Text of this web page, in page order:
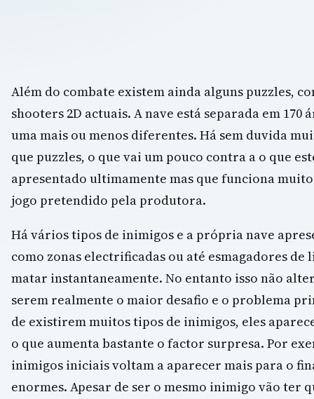
Além do combate existem ainda alguns puzzles,
shooters 2D actuais. A nave está separada em 170
uma mais ou menos diferentes. Há sem duvida
que puzzles, o que vai um pouco contra a o que
apresentado ultimamente mas que funciona
jogo pretendido pela produtora.
Há vários tipos de inimigos e a própria nave
como zonas electrificadas ou até esmagadores de
matar instantaneamente. No entanto isso não
serem realmente o maior desafio e o problema
de existirem muitos tipos de inimigos, eles
o que aumenta bastante o factor surpresa. Por
inimigos iniciais voltam a aparecer mais para o
enormes. Apesar de ser o mesmo inimigo vão ter